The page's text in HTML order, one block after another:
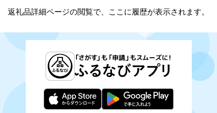
返礼品詳細ページの閲覧で、ここに履歴が表示されます。